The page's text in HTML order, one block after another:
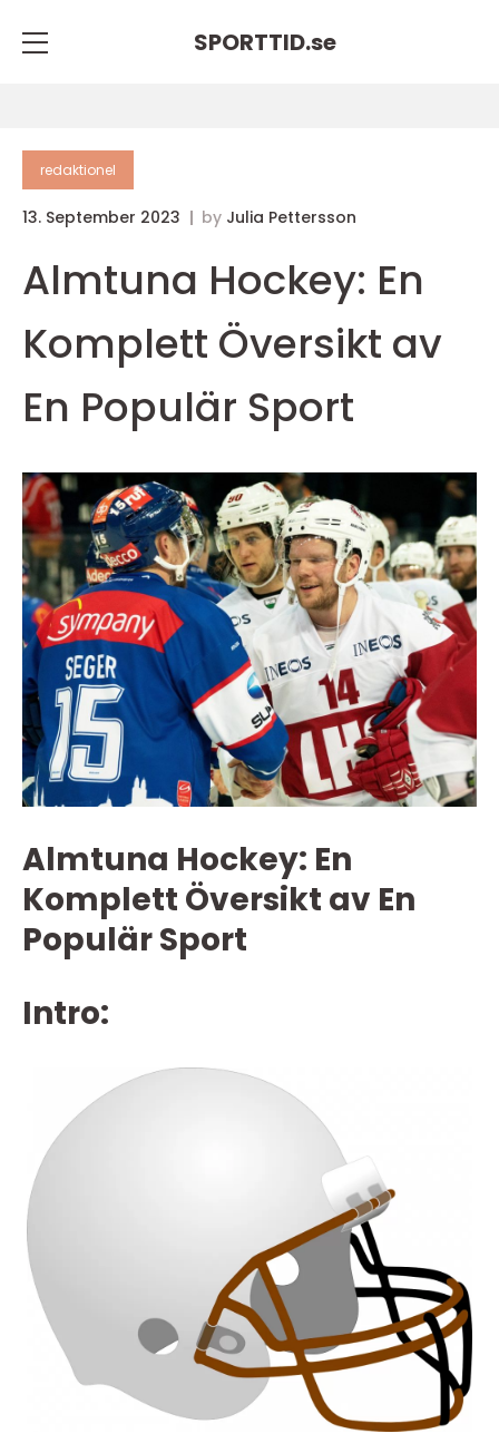
SPORTTID.se
redaktionel
13. September 2023 by Julia Pettersson
Almtuna Hockey: En
Komplett Översikt av
En Populär Sport
Almtuna Hockey: En
Komplett Översikt av En
Populär Sport
Intro: